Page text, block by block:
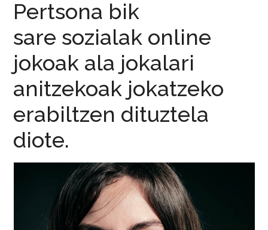
Pertsona bik
sare sozialak online
jokoak ala jokalari
anitzekoak jokatzeko
erabiltzen dituztela
diote.